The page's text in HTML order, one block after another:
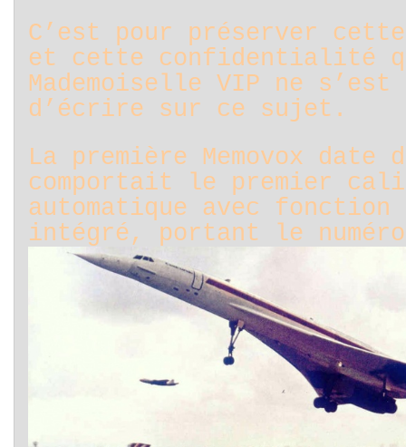
C’est pour préserver
et cette confidentialité
Mademoiselle VIP ne s’est
d’écrire sur ce sujet.
La première Memovox date
comportait le premier
automatique avec
intégré, portant le